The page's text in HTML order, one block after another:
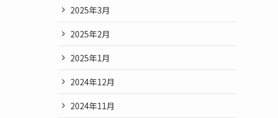
2025年3月
2025年2月
2025年1月
2024年12月
2024年11月